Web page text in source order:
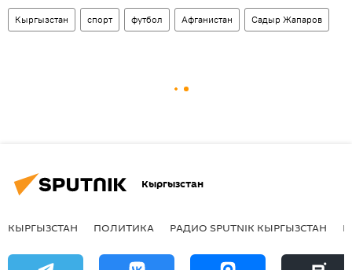
Кыргызстан спорт футбол Афганистан Садыр Жапаров
Кыргызстан
КЫРГЫЗСТАН ПОЛИТИКА РАДИО SPUTNIK КЫРГЫЗСТАН